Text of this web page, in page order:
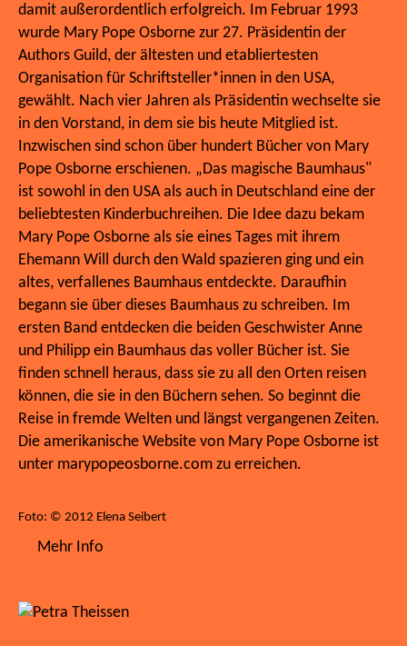
damit außerordentlich erfolgreich. Im Februar 1993
wurde Mary Pope Osborne zur 27. Präsidentin der
Authors Guild, der ältesten und etabliertesten
Organisation für Schriftsteller*innen in den USA,
gewählt. Nach vier Jahren als Präsidentin wechselte sie
in den Vorstand, in dem sie bis heute Mitglied ist.
Inzwischen sind schon über hundert Bücher von Mary
Pope Osborne erschienen. „Das magische Baumhaus"
ist sowohl in den USA als auch in Deutschland eine der
beliebtesten Kinderbuchreihen. Die Idee dazu bekam
Mary Pope Osborne als sie eines Tages mit ihrem
Ehemann Will durch den Wald spazieren ging und ein
altes, verfallenes Baumhaus entdeckte. Daraufhin
begann sie über dieses Baumhaus zu schreiben. Im
ersten Band entdecken die beiden Geschwister Anne
und Philipp ein Baumhaus das voller Bücher ist. Sie
finden schnell heraus, dass sie zu all den Orten reisen
können, die sie in den Büchern sehen. So beginnt die
Reise in fremde Welten und längst vergangenen Zeiten.
Die amerikanische Website von Mary Pope Osborne ist
unter marypopeosborne.com zu erreichen.
Foto: © 2012 Elena Seibert
Mehr Info